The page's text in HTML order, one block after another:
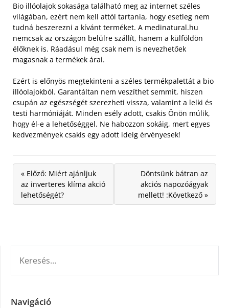
Bio illóolajok sokasága található meg az internet széles
világában, ezért nem kell attól tartania, hogy esetleg nem
tudná beszerezni a kívánt terméket. A medinatural.hu
nemcsak az országon belülre szállít, hanem a külföldön
élőknek is. Ráadásul még csak nem is nevezhetőek
magasnak a termékek árai.
Ezért is előnyös megtekinteni a széles termékpalettát a bio
illóolajokból. Garantáltan nem veszíthet semmit, hiszen
csupán az egészségét szerezheti vissza, valamint a lelki és
testi harmóniáját. Minden esély adott, csakis Önön múlik,
hogy él-e a lehetőséggel. Ne habozzon sokáig, mert egyes
kedvezmények csakis egy adott ideig érvényesek!
« Előző: Miért ajánljuk
az inverteres klíma akció
lehetőségét?
Döntsünk bátran az
akciós napozóágyak
mellett! :Következő »
Navigáció